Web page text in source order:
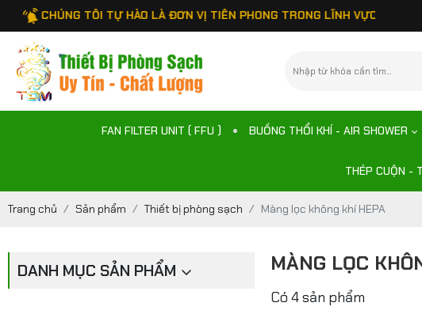
CHÚNG TÔI TỰ HÀO LÀ ĐƠN VỊ TIÊN PHONG TRONG LĨNH VỰC CUNG CẤP
FAN FILTER UNIT ( FFU ) BUỒNG THỔI KHÍ - AIR SHOWER
THÉP CUỘN -
Trang chủ Sản phẩm Thiết bị phòng sạch Màng lọc không khí HEPA
DANH MỤC SẢN PHẨM MÀNG LỌC
Có 4 sản phẩm